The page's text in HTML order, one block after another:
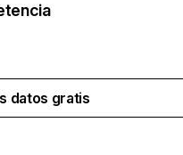
datos gratis